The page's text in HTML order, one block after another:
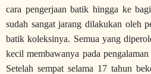
cara pengerjaan batik hingga ke
sudah sangat jarang dilakukan oleh
batik koleksinya. Semua yang
kecil membawanya pada
Setelah sempat selama 17 tahun